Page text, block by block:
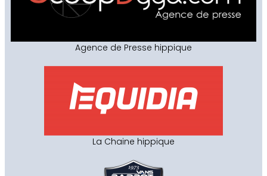
Agence de Presse hippique
La Chaine hippique